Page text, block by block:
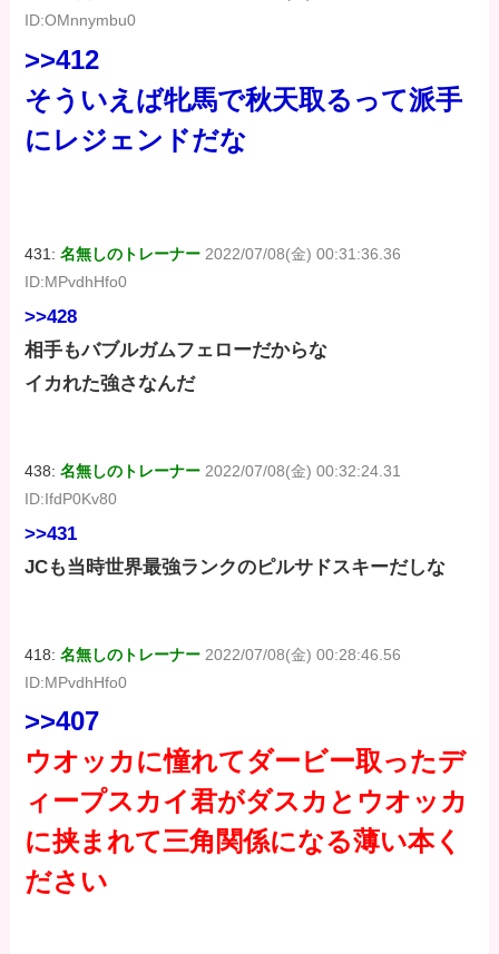
ID:OMnnymbu0
>>412
そういえば牝馬で秋天取るって派手
にレジェンドだな
431:名無しのトレーナー 2022/07/08(金) 00:31:36.36
ID:MPvdhHfo0
>>428
相手もバブルガムフェローだからな
イカれた強さなんだ
438:名無しのトレーナー 2022/07/08(金) 00:32:24.31
ID:IfdP0Kv80
>>431
JCも当時世界最強ランクのピルサドスキーだしな
418:名無しのトレーナー 2022/07/08(金) 00:28:46.56
ID:MPvdhHfo0
>>407
ウオッカに憧れてダービー取ったデ
ィープスカイ君がダスカとウオッカ
に挟まれて三角関係になる薄い本く
ださい